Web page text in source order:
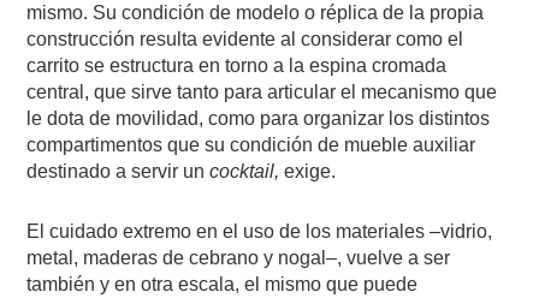
mismo. Su condición de modelo o réplica de la propia
construcción resulta evidente al considerar como el
carrito se estructura en torno a la espina cromada
central, que sirve tanto para articular el mecanismo que
le dota de movilidad, como para organizar los distintos
compartimentos que su condición de mueble auxiliar
destinado a servir uncocktail, exige.
El cuidado extremo en el uso de los materiales –vidrio,
metal, maderas de cebrano y nogal–, vuelve a ser
también y en otra escala, el mismo que puede